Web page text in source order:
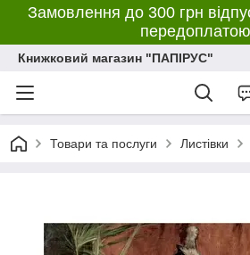
Замовлення до 300 грн
передоплатою
Книжковий магазин "ПАПІРУС"
Товари та послуги Листівки